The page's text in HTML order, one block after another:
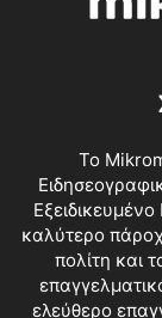
Το
καλύτερο
πολίτη και
ελεύθερο